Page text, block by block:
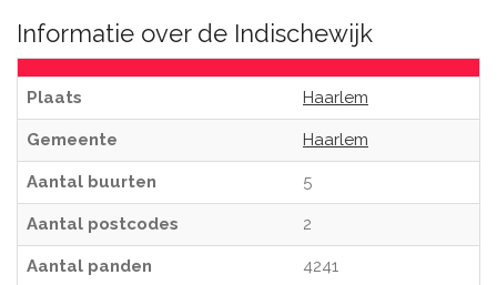
Informatie over de Indischewijk
Plaats Haarlem
Gemeente Haarlem
Aantal buurten 5
Aantal postcodes 2
Aantal panden 4241